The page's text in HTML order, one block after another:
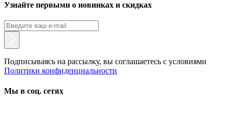
Узнайте первыми о новинках и скидках
Подписываясь на рассылку, вы соглашаетесь с условиями
Политики конфиденциальности
Мы в соц. сетях